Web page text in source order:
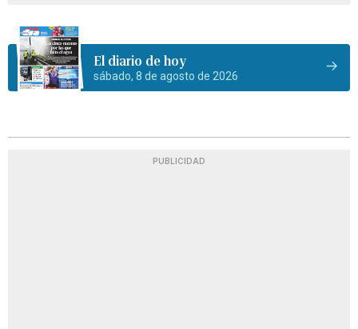
El diario de hoy
sábado, 8 de agosto de 2026
PUBLICIDAD